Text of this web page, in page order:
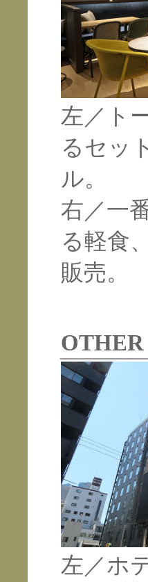
左／ト
るセッ
ル。
右／一
る軽食
販売。
OTHER
左／ホ